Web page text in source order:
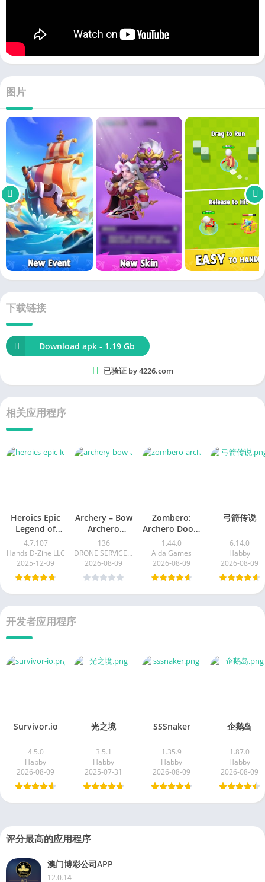
图片
下载链接
Download apk - 1.19 Gb
已验证 by 4226.com
相关应用程序
Heroics Epic
Legend of
Archero
4.7.107
Hands D-Zine LLC
2025-12-09
Archery – Bow
Archero
Masters
136
DRONE SERVICE COMPANIES
2026-08-09
Zombero:
Archero Doom
Shooter
1.44.0
Alda Games
2026-08-09
弓箭传说
6.14.0
Habby
2026-08-09
开发者应用程序
Survivor.io
4.5.0
Habby
2026-08-09
光之境
3.5.1
Habby
2025-07-31
SSSnaker
1.35.9
Habby
2026-08-09
企鹅岛
1.87.0
Habby
2026-08-09
评分最高的应用程序
澳门博彩公司APP
12.0.14